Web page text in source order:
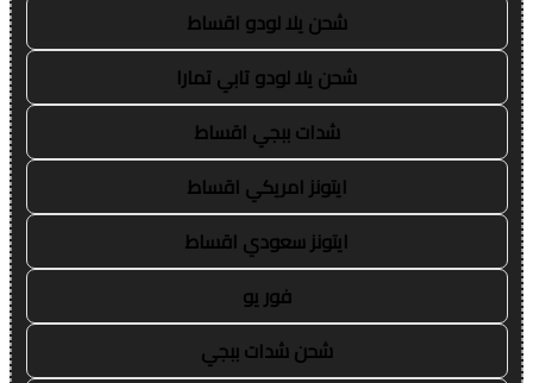
شحن يلا لودو اقساط
شحن يلا لودو تابي تمارا
شدات ببجي اقساط
ايتونز امريكي اقساط
ايتونز سعودي اقساط
فور يو
شحن شدات ببجي